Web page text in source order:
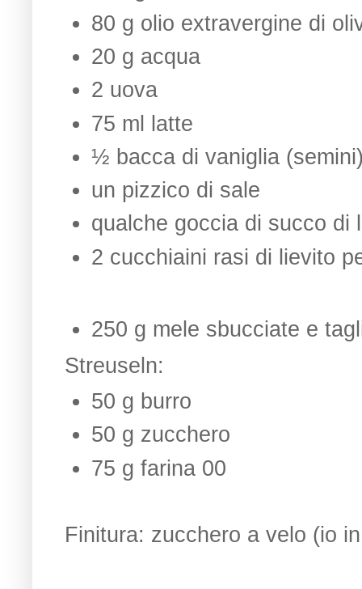
80 g olio extravergine di
20 g acqua
2 uova
75 ml latte
½ bacca di vaniglia
un pizzico di sale
qualche goccia di succo di
2 cucchiaini rasi di lievito
250 g mele sbucciate e
Streuseln:
50 g burro
50 g zucchero
75 g farina 00
Finitura: zucchero a velo (io